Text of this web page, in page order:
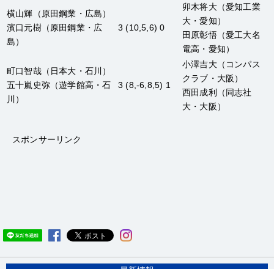
横山輝 （原田鋼業・広島）
濱口元樹（原田鋼業・広
島）
3 (10,5,6) 0
卯木将大（愛知工業
大・愛知）
田原彰悟（愛工大名
電高・愛知）
町口智哉（日本大・石川）
五十嵐史弥 （遊学館高・石
川）
3 (8,-6,8,5) 1
小澤吉大（コンパス
クラブ・大阪）
西田成利
（同志社
大・大阪）
スポンサーリンク